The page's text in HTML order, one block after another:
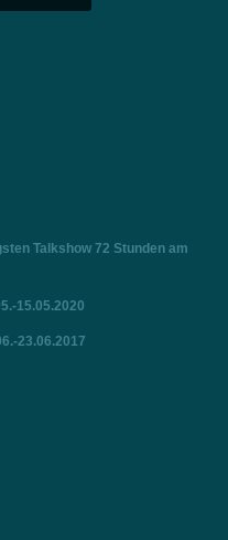
Talkshow 72 Stunden am
15.05.2020
23.06.2017